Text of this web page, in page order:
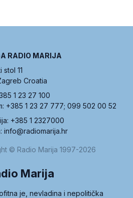
RADIO MARIJA
stol 11
Croatia
1 23 27 100
+385 1 23 27 777; 099 502 00 52
+385 1 2327000
info@radiomarija.hr
© Radio Marija 1997-2026
Marija
je, nevladina i nepolitička